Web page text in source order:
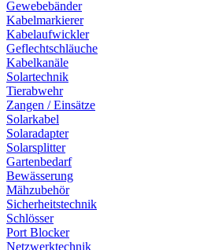
Gewebebänder
Kabelmarkierer
Kabelaufwickler
Geflechtschläuche
Kabelkanäle
Solartechnik
Tierabwehr
Zangen / Einsätze
Solarkabel
Solaradapter
Solarsplitter
Gartenbedarf
Bewässerung
Mähzubehör
Sicherheitstechnik
Schlösser
Port Blocker
Netzwerktechnik